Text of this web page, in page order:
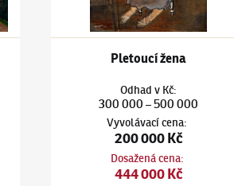
Pletoucí žena
Odhad v Kč:
300 000 –500 000
Vyvolávací cena:
200 000 Kč
Dosažená cena:
444 000 Kč